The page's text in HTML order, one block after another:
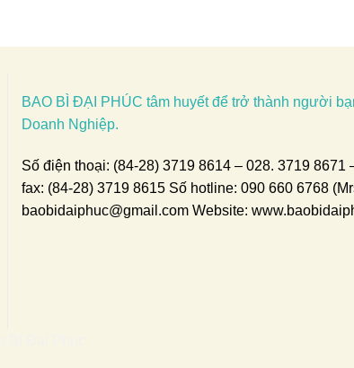
BAO BÌ ĐẠI PHÚC tâm huyết để trở thành người
Doanh Nghiệp.
Số điện thoại: (84-28) 3719 8614 – 028. 3719 8671
fax: (84-28) 3719 8615 Số hotline: 090 660 6768
baobidaiphuc@gmail.com Website: